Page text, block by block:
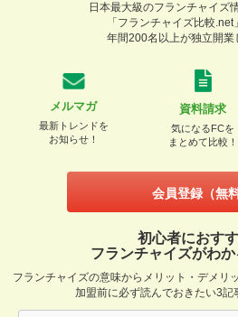
日本最大級のフランチャイズ
「フランチャイズ比較
年間200名以上が独立開業
メルマガ
最新トレンドを
お知らせ！
資料請求
気になるFCを
まとめて比較！
会員登録（無料
初心者におすす
フランチャイズがわ
フランチャイズの意味からメリット・デメリ
加盟前に必ず読んでおきたい3記